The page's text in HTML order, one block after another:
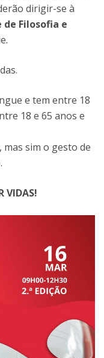
dirigir-se à
de Filosofia e
e tem entre 18
18 e 65 anos e
sim o gesto de
VIDAS!